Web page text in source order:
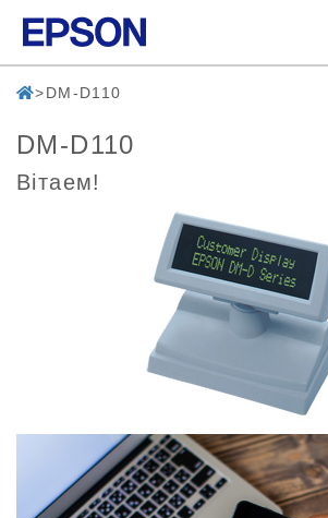
DM-D110
DM-D110
Вітаем!